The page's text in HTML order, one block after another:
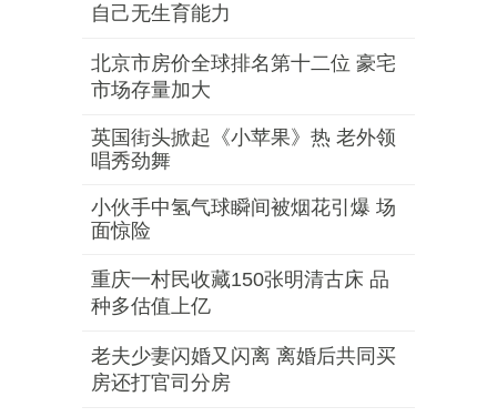
自己无生育能力
北京市房价全球排名第十二位 豪宅
市场存量加大
英国街头掀起《小苹果》热 老外领
唱秀劲舞
小伙手中氢气球瞬间被烟花引爆 场
面惊险
重庆一村民收藏150张明清古床 品
种多估值上亿
老夫少妻闪婚又闪离 离婚后共同买
房还打官司分房